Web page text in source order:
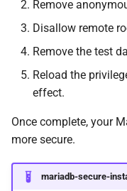
Remove
Disallow remote
Remove the test
Reload the
effect.
Once complete, your
more secure.
mariadb-secure-